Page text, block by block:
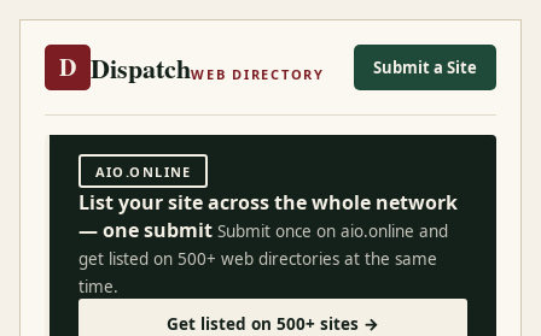
D DispatchWEB DIRECTORY Submit a Site
AIO.ONLINE
List your site across the whole network
— one submit Submit once on aio.online and
get listed on 500+ web directories at the same
time.
Get listed on 500+ sites →